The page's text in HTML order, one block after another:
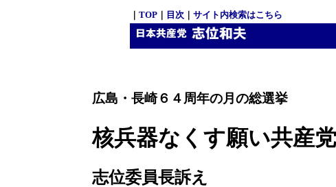
TOP｜ 目次｜ サイト内検索はこちら
広島・長崎６４周年の月の総選挙
核兵器なくす願い共産
志位委員長訴え